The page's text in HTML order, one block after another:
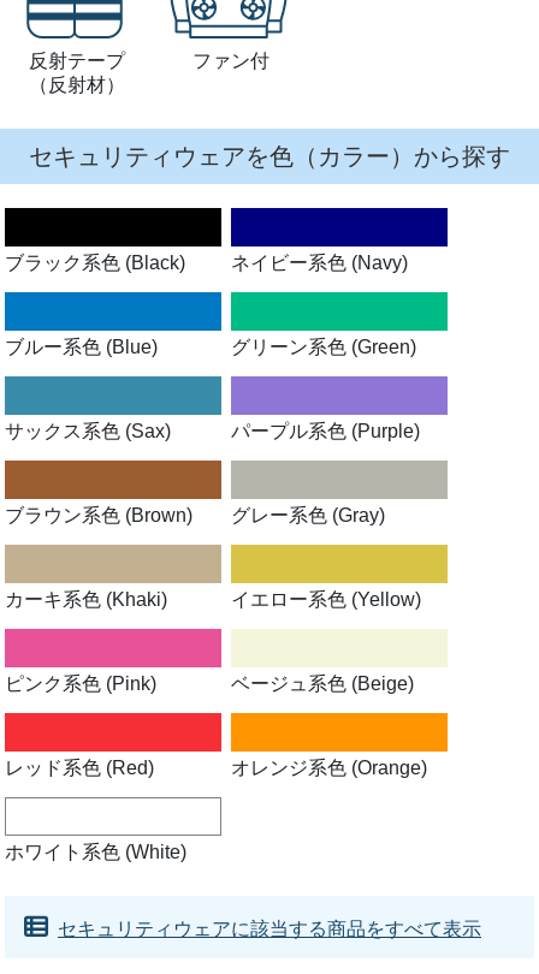
反射テープ
（反射材）
ファン付
セキュリティウェアを色（カラー）から探す
ブラック系色 (Black) ネイビー系色 (Navy)
ブルー系色 (Blue) グリーン系色 (Green)
サックス系色 (Sax) パープル系色 (Purple)
ブラウン系色 (Brown) グレー系色 (Gray)
カーキ系色 (Khaki) イエロー系色 (Yellow)
ピンク系色 (Pink) ベージュ系色 (Beige)
レッド系色 (Red) オレンジ系色 (Orange)
ホワイト系色 (White)
セキュリティウェアに該当する商品をすべて表示